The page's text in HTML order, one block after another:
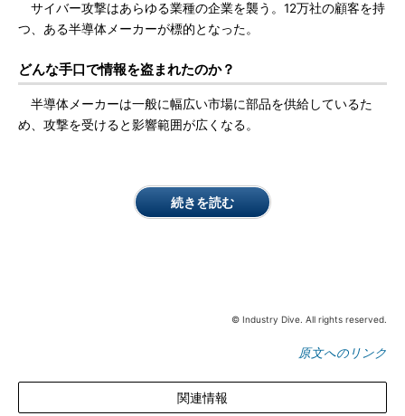
サイバー攻撃はあらゆる業種の企業を襲う。12万社の顧客を持
つ、ある半導体メーカーが標的となった。
どんな手口で情報を盗まれたのか？
半導体メーカーは一般に幅広い市場に部品を供給しているた
め、攻撃を受けると影響範囲が広くなる。
続きを読む
© Industry Dive. All rights reserved.
原文へのリンク
関連情報